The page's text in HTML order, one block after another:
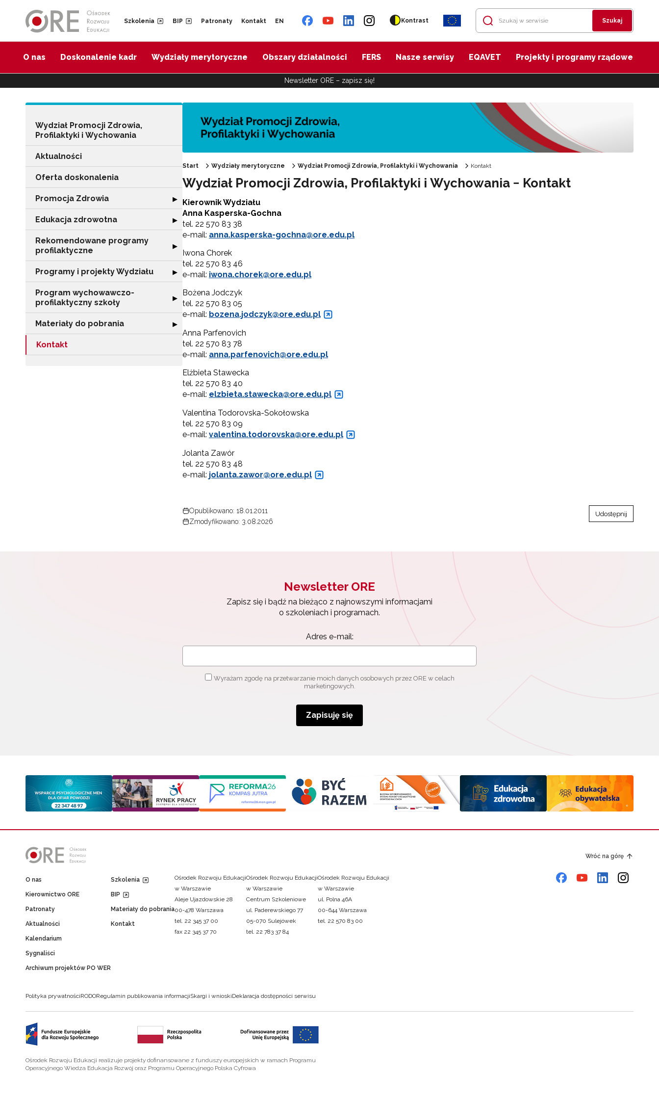
Szkolenia BIP Patronaty Kontakt EN Kontrast Szukaj
O nas Doskonalenie kadr Wydziały merytoryczne Obszary działalności FERS Nasze serwisy EQAVET Projekty i programy rządowe
Newsletter ORE – zapisz się!
Wydział Promocji Zdrowia,
Profilaktyki i Wychowania
Aktualności
Oferta doskonalenia
Promocja Zdrowia Rozwiń sekcję "Promocja Zdrowia"
▶
Edukacja zdrowotna Rozwiń sekcję "Edukacja zdrowotna"
▶
Rekomendowane programy
profilaktyczne
Rozwiń sekcję "Rekomendowane programy profilaktyczne"
▶
Programy i projekty Wydziału Rozwiń sekcję "Programy i projekty Wydziału"
▶
Program wychowawczo-
profilaktyczny szkoły
Rozwiń sekcję "Program wychowawczo-profilaktyczny szkoły"
▶
Materiały do pobrania Rozwiń sekcję "Materiały do pobrania"
▶
Kontakt
Start Wydziały merytoryczne Wydział Promocji Zdrowia, Profilaktyki i Wychowania Kontakt
Wydział Promocji Zdrowia, Profilaktyki i Wychowania − Kontakt
Kierownik Wydziału
Anna Kasperska-Gochna
tel. 22 570 83 38
e-mail: anna.kasperska-gochna@ore.edu.pl
Iwona Chorek
tel. 22 570 83 46
e-mail: iwona.chorek@ore.edu.pl
Bożena Jodczyk
tel. 22 570 83 05
e-mail: bozena.jodczyk@ore.edu.pl
Anna Parfenovich
tel. 22 570 83 78
e-mail: anna.parfenovich@ore.edu.pl
Elżbieta Stawecka
tel. 22 570 83 40
e-mail: elzbieta.stawecka@ore.edu.pl
Valentina Todorovska-Sokołowska
tel. 22 570 83 09
e-mail: valentina.todorovska@ore.edu.pl
Jolanta Zawór
tel. 22 570 83 48
e-mail: jolanta.zawor@ore.edu.pl
Opublikowano: 18.01.2011
Zmodyfikowano: 3.08.2026
Udostępnij
Newsletter ORE
Zapisz się i bądź na bieżąco z najnowszymi informacjami
o szkoleniach i programach.
Adres e-mail:
Wyrażam zgodę na przetwarzanie moich danych osobowych przez ORE w celach
marketingowych.
Zapisuję się
Wróć na górę
O nas
Kierownictwo ORE
Patronaty
Aktualności
Kalendarium
Sygnaliści
Archiwum projektów PO WER
Szkolenia
BIP
Materiały do pobrania
Kontakt
Ośrodek Rozwoju Edukacji
w Warszawie
Aleje Ujazdowskie 28
00-478 Warszawa
tel. 22 345 37 00
fax 22 345 37 70
Ośrodek Rozwoju Edukacji
w Warszawie
Centrum Szkoleniowe
ul. Paderewskiego 77
05-070 Sulejówek
tel. 22 783 37 84
Ośrodek Rozwoju Edukacji
w Warszawie
ul. Polna 46A
00-644 Warszawa
tel. 22 570 83 00
Polityka prywatnościRODORegulamin publikowania informacjiSkargi i wnioskiDeklaracja dostępności serwisu
Ośrodek Rozwoju Edukacji realizuje projekty dofinansowane z funduszy europejskich w ramach Programu
Operacyjnego Wiedza Edukacja Rozwój oraz Programu Operacyjnego Polska Cyfrowa